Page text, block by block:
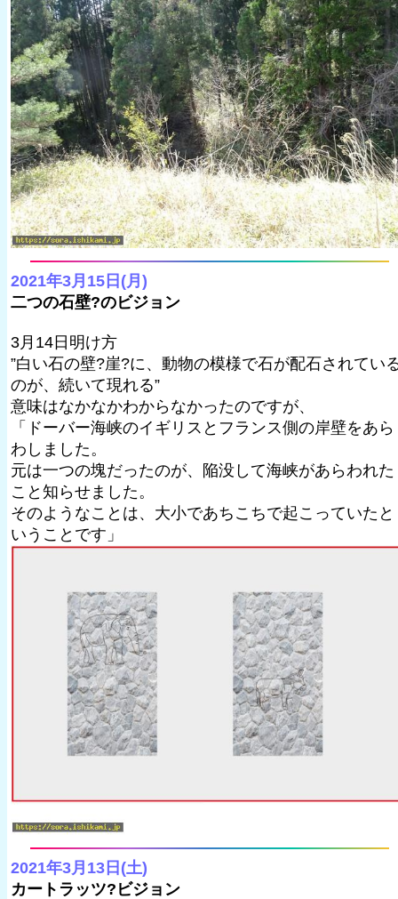
2021年3月15日(月)
二つの石壁?のビジョン
3月14日明け方
”白い石の壁?崖?に、動物の模様で石が配石されてい
のが、続いて現れる”
意味はなかなかわからなかったのですが、
「ドーバー海峡のイギリスとフランス側の岸壁をあら
わしました。
元は一つの塊だったのが、陥没して海峡があらわれた
こと知らせました。
そのようなことは、大小であちこちで起こっていたと
いうことです」
2021年3月13日(土)
カートラッツ?ビジョン